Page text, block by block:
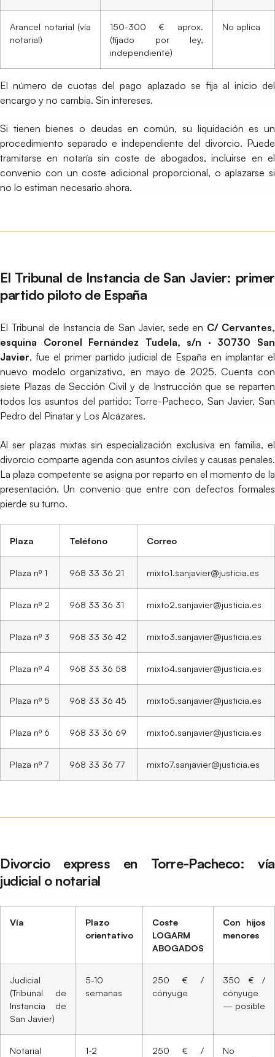
Arancel notarial (vía
notarial)
150-300 € aprox.
(fijado por ley,
independiente)
No aplica
El número de cuotas del pago aplazado se fija al inicio del
encargo y no cambia. Sin intereses.
Si tienen bienes o deudas en común, su liquidación es un
procedimiento separado e independiente del divorcio. Puede
tramitarse en notaría sin coste de abogados, incluirse en el
convenio con un coste adicional proporcional, o aplazarse si
no lo estiman necesario ahora.
El Tribunal de Instancia de San Javier: primer
partido piloto de España
El Tribunal de Instancia de San Javier, sede en C/ Cervantes,
esquina Coronel Fernández Tudela, s/n · 30730 San
Javier, fue el primer partido judicial de España en implantar el
nuevo modelo organizativo, en mayo de 2025. Cuenta con
siete Plazas de Sección Civil y de Instrucción que se reparten
todos los asuntos del partido: Torre-Pacheco, San Javier, San
Pedro del Pinatar y Los Alcázares.
Al ser plazas mixtas sin especialización exclusiva en familia, el
divorcio comparte agenda con asuntos civiles y causas penales.
La plaza competente se asigna por reparto en el momento de la
presentación. Un convenio que entre con defectos formales
pierde su turno.
Plaza Teléfono Correo
Plaza nº 1 968 33 36 21 mixto1.sanjavier@justicia.es
Plaza nº 2 968 33 36 31 mixto2.sanjavier@justicia.es
Plaza nº 3 968 33 36 42 mixto3.sanjavier@justicia.es
Plaza nº 4 968 33 36 58 mixto4.sanjavier@justicia.es
Plaza nº 5 968 33 36 45 mixto5.sanjavier@justicia.es
Plaza nº 6 968 33 36 69 mixto6.sanjavier@justicia.es
Plaza nº 7 968 33 36 77 mixto7.sanjavier@justicia.es
Divorcio express en Torre-Pacheco: vía
judicial o notarial
Vía
Plazo
orientativo
Coste
LOGARM
ABOGADOS
Con hijos
menores
Judicial
(Tribunal de
Instancia de
San Javier)
5-10
semanas
250 € /
cónyuge
350 € /
cónyuge
— posible
Notarial
1-2
250 € /
No